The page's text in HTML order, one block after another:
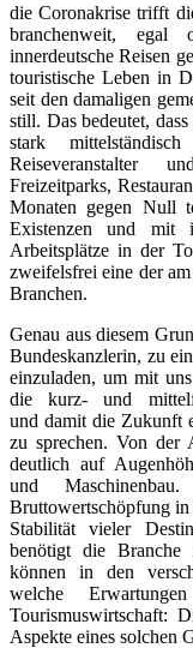
die Coronakrise trifft
branchenweit,
innerdeutsche Reisen
touristische Leben in
seit den damaligen
still. Das bedeutet,
stark
Reiseveranstalter
Freizeitparks,
Monaten gegen Null
Existenzen und
Arbeitsplätze in der
zweifelsfrei eine der
Branchen.
Genau aus diesem
Bundeskanzlerin, zu
einzuladen, um mit
die kurz- und
und damit die Zukunft
zu sprechen. Von der
deutlich auf
und
Bruttowertschöpfung
Stabilität vieler
benötigt die Branche
können in den
welche
Tourismuswirtschaft:
Aspekte eines solchen